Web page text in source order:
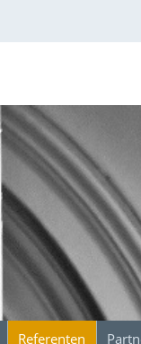
Referenten